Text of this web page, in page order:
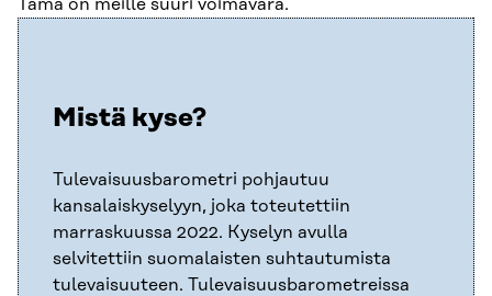
Tämä on meille suuri voimavara.
Mistä kyse?
Tulevaisuusbarometri pohjautuu
kansalaiskyselyyn, joka toteutettiin
marraskuussa 2022. Kyselyn avulla
selvitettiin suomalaisten suhtautumista
tulevaisuuteen. Tulevaisuusbarometreissa